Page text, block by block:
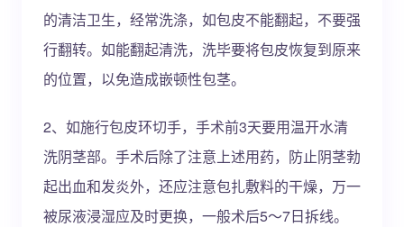
的清洁卫生，经常洗涤，如包皮不能翻起，不要强
行翻转。如能翻起清洗，洗毕要将包皮恢复到原来
的位置，以免造成嵌顿性包茎。
2、如施行包皮环切手，手术前3天要用温开水清
洗阴茎部。手术后除了注意上述用药，防止阴茎勃
起出血和发炎外，还应注意包扎敷料的干燥，万一
被尿液浸湿应及时更换，一般术后5～7日拆线。